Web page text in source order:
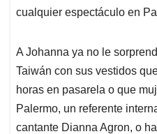
cualquier espectáculo en
A Johanna ya no le
Taiwán con sus vestidos
horas en pasarela o que
Palermo, un referente
cantante Dianna Agron, o